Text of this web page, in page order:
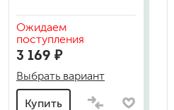
Ожидаем
поступления
3 169 ₽
Выбрать вариант
Купить